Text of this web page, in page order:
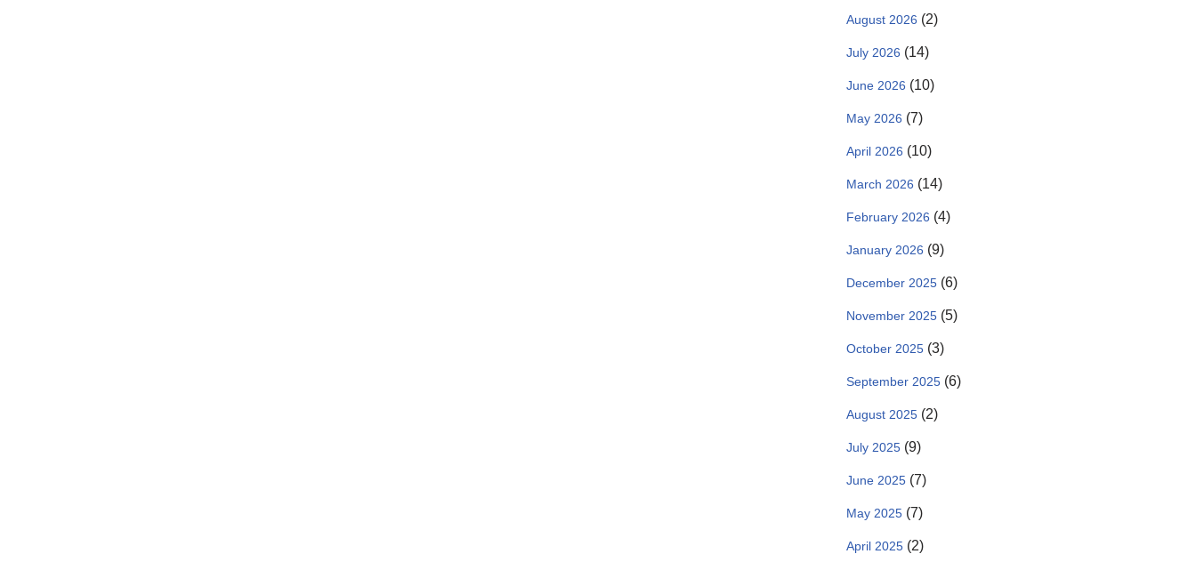
August 2026 (2)
July 2026 (14)
June 2026 (10)
May 2026 (7)
April 2026 (10)
March 2026 (14)
February 2026 (4)
January 2026 (9)
December 2025 (6)
November 2025 (5)
October 2025 (3)
September 2025 (6)
August 2025 (2)
July 2025 (9)
June 2025 (7)
May 2025 (7)
April 2025 (2)